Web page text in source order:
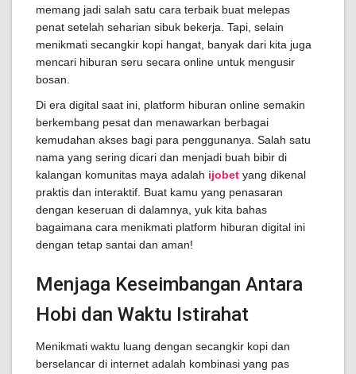
memang jadi salah satu cara terbaik buat melepas
penat setelah seharian sibuk bekerja. Tapi, selain
menikmati secangkir kopi hangat, banyak dari kita juga
mencari hiburan seru secara online untuk mengusir
bosan.
Di era digital saat ini, platform hiburan online semakin
berkembang pesat dan menawarkan berbagai
kemudahan akses bagi para penggunanya. Salah satu
nama yang sering dicari dan menjadi buah bibir di
kalangan komunitas maya adalah ijobet yang dikenal
praktis dan interaktif. Buat kamu yang penasaran
dengan keseruan di dalamnya, yuk kita bahas
bagaimana cara menikmati platform hiburan digital ini
dengan tetap santai dan aman!
Menjaga Keseimbangan Antara
Hobi dan Waktu Istirahat
Menikmati waktu luang dengan secangkir kopi dan
berselancar di internet adalah kombinasi yang pas